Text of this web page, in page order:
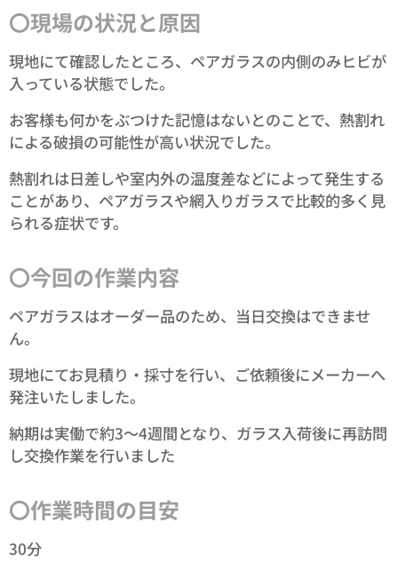
〇現場の状況と原因
現地にて確認したところ、ペアガラスの内側のみヒビが
入っている状態でした。
お客様も何かをぶつけた記憶はないとのことで、熱割れ
による破損の可能性が高い状況でした。
熱割れは日差しや室内外の温度差などによって発生する
ことがあり、ペアガラスや網入りガラスで比較的多く見
られる症状です。
〇今回の作業内容
ペアガラスはオーダー品のため、当日交換はできませ
ん。
現地にてお見積り・採寸を行い、ご依頼後にメーカーへ
発注いたしました。
納期は実働で約3～4週間となり、ガラス入荷後に再訪問
し交換作業を行いました😊✨
〇作業時間の目安
30分